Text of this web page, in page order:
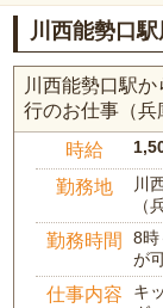
川西能勢口
川西能勢口駅
行のお仕事（兵
時給
勤務地
川
（
勤務時間
8時
が
仕事内容
キ